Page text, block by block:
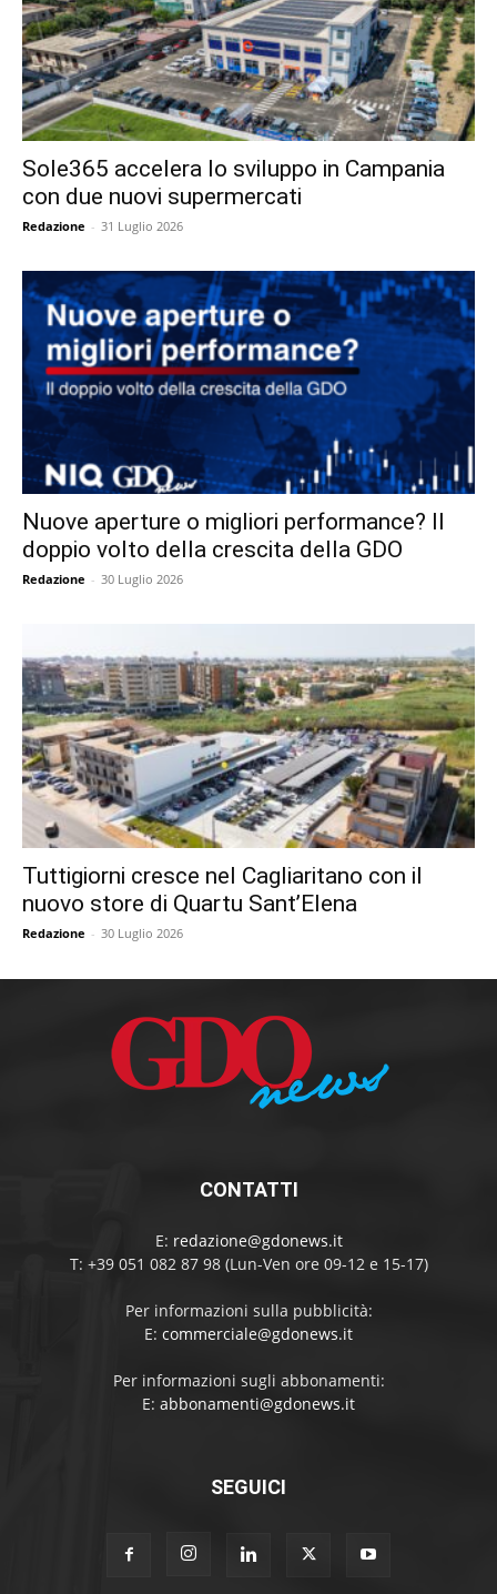
Sole365 accelera lo sviluppo in Campania
con due nuovi supermercati
Redazione - 31 Luglio 2026
Nuove aperture o migliori performance? Il
doppio volto della crescita della GDO
Redazione - 30 Luglio 2026
Tuttigiorni cresce nel Cagliaritano con il
nuovo store di Quartu Sant’Elena
Redazione - 30 Luglio 2026
CONTATTI
E: redazione@gdonews.it
T: +39 051 082 87 98 (Lun-Ven ore 09-12 e 15-17)
Per informazioni sulla pubblicità:
E: commerciale@gdonews.it
Per informazioni sugli abbonamenti:
E: abbonamenti@gdonews.it
SEGUICI